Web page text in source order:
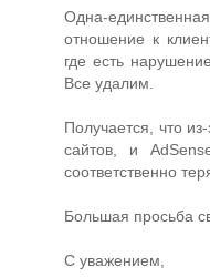
Одна-
отношение к
где есть
Все удалим.
Получается, что
сайтов, и
соответственно
Большая просьба
С уважением,